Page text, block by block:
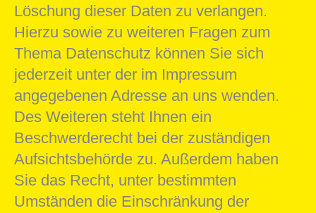
Löschung dieser Daten zu verlangen.
Hierzu sowie zu weiteren Fragen zum
Thema Datenschutz können Sie sich
jederzeit unter der im Impressum
angegebenen Adresse an uns wenden.
Des Weiteren steht Ihnen ein
Beschwerderecht bei der zuständigen
Aufsichtsbehörde zu. Außerdem haben
Sie das Recht, unter bestimmten
Umständen die Einschränkung der